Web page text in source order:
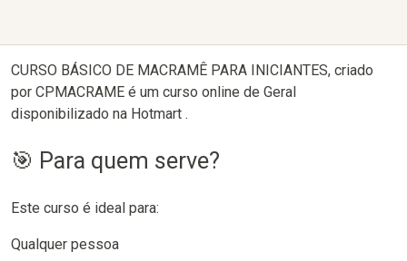
CURSO BÁSICO DE MACRAMÊ PARA INICIANTES, criado
por CPMACRAME é um curso online de Geral
disponibilizado na Hotmart .
🎯 Para quem serve?
Este curso é ideal para:
Qualquer pessoa